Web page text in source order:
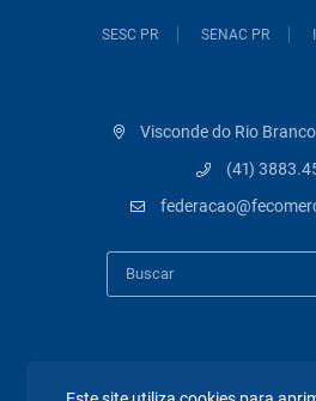
SESC PR SENAC PR
Visconde do Rio
(41)